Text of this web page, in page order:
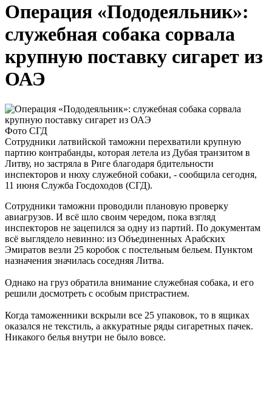
Операция «Пододеяльник»:
служебная собака сорвала
крупную поставку сигарет из
ОАЭ
Фото СГД
Сотрудники латвийской таможни перехватили крупную
партию контрабанды, которая летела из Дубая транзитом в
Литву, но застряла в Риге благодаря бдительности
инспекторов и нюху служебной собаки, - сообщила сегодня,
11 июня Служба Госдоходов (СГД).
Сотрудники таможни проводили плановую проверку
авиагрузов. И всё шло своим чередом, пока взгляд
инспекторов не зацепился за одну из партий. По документам
всё выглядело невинно: из Объединенных Арабских
Эмиратов везли 25 коробок с постельным бельем. Пунктом
назначения значилась соседняя Литва.
Однако на груз обратила внимание служебная собака, и его
решили досмотреть с особым пристрастием.
Когда таможенники вскрыли все 25 упаковок, то в ящиках
оказался не текстиль, а аккуратные ряды сигаретных пачек.
Никакого белья внутри не было вовсе.